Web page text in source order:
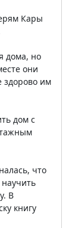
Кары
дома, но
они
здорово им
дом с
что
В
книгу